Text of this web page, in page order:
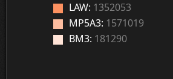
LAW: 1352053
MP5A3: 1571019
BM3: 181290